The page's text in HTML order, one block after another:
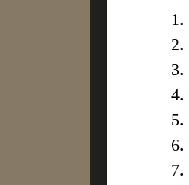
1.
2.
3.
4.
5.
6.
7.